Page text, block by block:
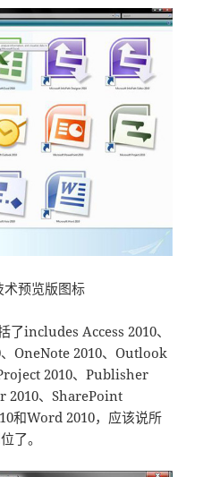
预览版图标
了includes Access 2010、
OneNote 2010、Outlook
2010、Publisher
2010、SharePoint
和Word 2010，应该说所
了。